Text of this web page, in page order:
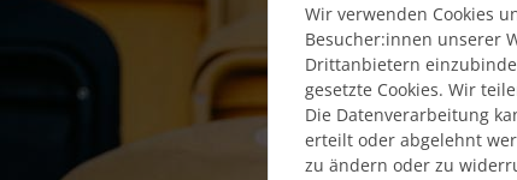
Wir verwenden Cookies
Besucher:innen unserer
Drittanbietern
gesetzte Cookies. Wir
Die Datenverarbeitung
erteilt oder abgelehnt
zu ändern oder zu